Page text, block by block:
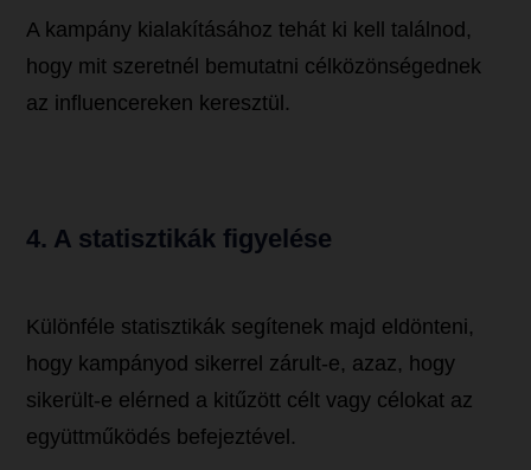
A kampány kialakításához tehát ki kell találnod,
hogy mit szeretnél bemutatni célközönségednek
az influencereken keresztül.
4. A statisztikák figyelése
Különféle statisztikák segítenek majd eldönteni,
hogy kampányod sikerrel zárult-e, azaz, hogy
sikerült-e elérned a kitűzött célt vagy célokat az
együttműködés befejeztével.